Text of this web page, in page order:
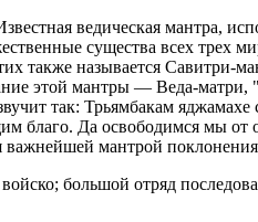
ведическая мантра,
существа всех трех
также называется Савитри-
этой мантры — Веда-матри,
так: Трьямбакам
благо. Да освободимся мы от
мантрой
большой отряд